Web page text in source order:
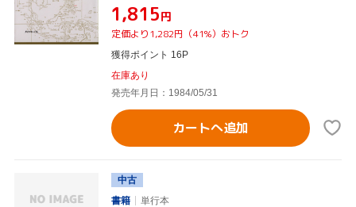
¥1,815円
定価より1,282円（41%）おトク
獲得ポイント 16P
在庫あり
発売年月日：1984/05/31
カートへ追加
中古
書籍
単行本